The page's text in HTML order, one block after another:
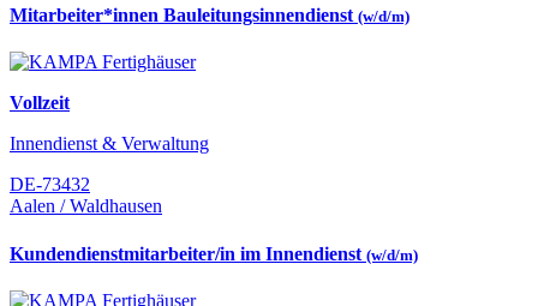
Mitarbeiter*innen Bauleitungsinnendienst (w/d/m)
Vollzeit
Innendienst & Verwaltung
DE-73432
Aalen / Waldhausen
Kundendienstmitarbeiter/in im Innendienst (w/d/m)